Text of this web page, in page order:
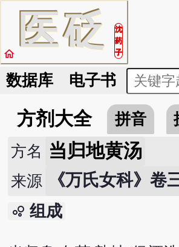
医砭
沈
药
子
home
数据库 电子书
方剂大全 拼音
方名 当归地黄汤
来源 《万氏女科》卷
bubble_chart 组成